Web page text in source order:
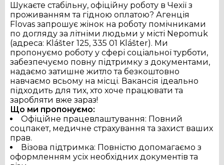
Шукаєте стабільну, офіційну роботу в Чехії з
проживанням та гідною оплатою? Агенція
Flovas запрошує жінок на роботу помічниками
по догляду за літніми людьми у місті Nepomuk
(адреса: Klášter 125, 335 01 Klášter). Ми
пропонуємо роботу у сфері соціальної турботи,
забезпечуємо повну підтримку з документами,
надаємо затишне житло та безкоштовно
навчаємо всьому на місці. Вакансія ідеально
підходить для тих, хто хоче працювати та
заробляти вже зараз!
Що ми пропонуємо:
Офіційне працевлаштування: Повний
соцпакет, медичне страхування та захист ваших
прав.
Візова підтримка: Повністю допомагаємо з
оформленням усіх необхідних документів та